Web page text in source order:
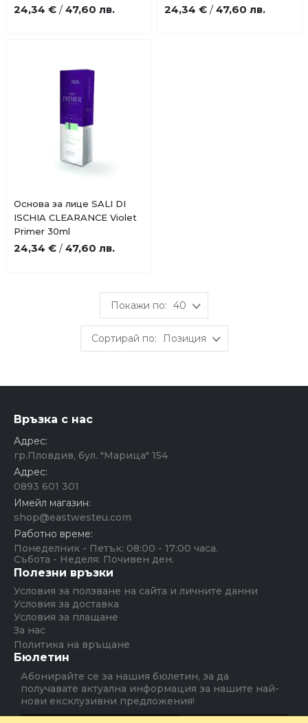
24,34 € / 47,60 лв. 24,34 € / 47,60 лв.
Добави
в
Купи
Основа за лице SALI DI
ISCHIA CLEARANCE Violet
Primer 30ml
24,34 € / 47,60 лв.
40
Позиция
Връзка с нас
Адрес:
гр.Пловдив, бул. "Марица" 154
Адрес:
0893 601 301
Имейл магазин:
shop@eastwesteu.com
Работно време:
Понеделник - Петък: 08:00 - 17:00 часа.
Събота - Неделя: Почивен ден.
Полезни връзки
Условия за ползване на сайта и личните данни
Условия за доставка
Условия за плащане
За нас
Политика на връщане
Бюлетин
Абонирайте се за нашия бюлетин, за да
получавате актуална информация за нашите най-
нови ексклузивни предложения!